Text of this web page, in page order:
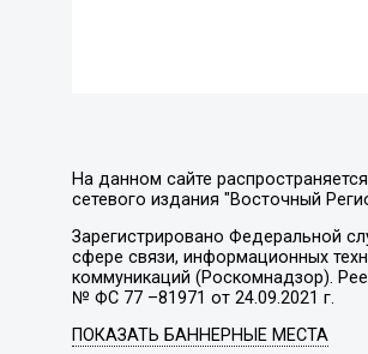
На данном сайте
сетевого издания "Восточный
Зарегистрировано Федеральной
сфере связи, информационных
коммуникаций (Роскомнадзор).
№ ФС 77 –81971 от 24.09.2021 г.
ПОКАЗАТЬ БАННЕРНЫЕ МЕСТА